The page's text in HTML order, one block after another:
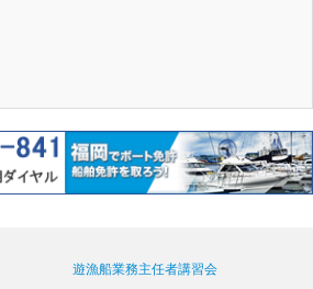
遊漁船業務主任者講習会